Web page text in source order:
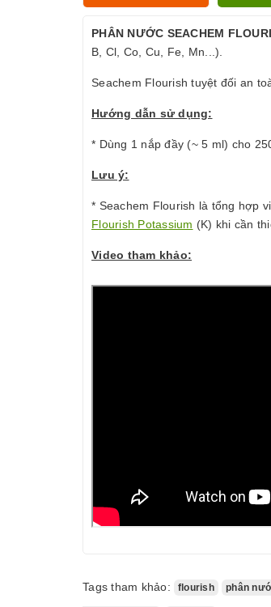
PHÂN NƯỚC SEACHEM
B, Cl, Co, Cu, Fe, Mn...).
Seachem Flourish tuyệt đối an
Hướng dẫn sử dụng:
* Dùng 1 nắp đầy (~ 5 ml) cho
Lưu ý:
* Seachem Flourish là tổng hợp
Flourish Potassium (K) khi cần
Video tham khảo:
Tags tham khảo: flourish phân